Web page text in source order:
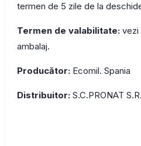
termen de 5 zile de la
Termen de valabilitate: vezi
ambalaj.
Producător: Ecomil. Spania
Distribuitor: S.C.PRONAT